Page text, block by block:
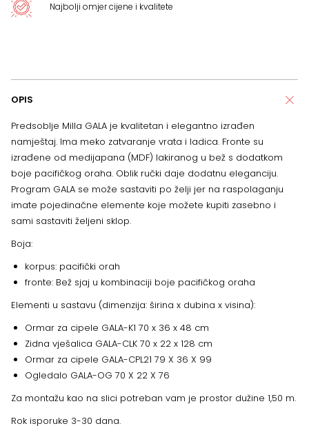
Najbolji omjer cijene i kvalitete
OPIS
Predsoblje Milla GALA je kvalitetan i elegantno izrađen
namještaj. Ima meko zatvaranje vrata i ladica. Fronte su
izrađene od medijapana (MDF) lakiranog u bež s dodatkom
boje pacifičkog oraha. Oblik ručki daje dodatnu eleganciju.
Program GALA se može sastaviti po želji jer na raspolaganju
imate pojedinačne elemente koje možete kupiti zasebno i
sami sastaviti željeni sklop.
Boja:
korpus: pacifički orah
fronte: Bež sjaj u kombinaciji boje pacifičkog oraha
Elementi u sastavu (dimenzija: širina x dubina x visina):
Ormar za cipele GALA-K1 70 x 36 x 48 cm
Zidna vješalica GALA-CLK 70 x 22 x 128 cm
Ormar za cipele GALA-CPL21 79 X 36 X 99
Ogledalo GALA-OG 70 X 22 X 76
Za montažu kao na slici potreban vam je prostor dužine 1,50 m.
Rok isporuke 3-30 dana.